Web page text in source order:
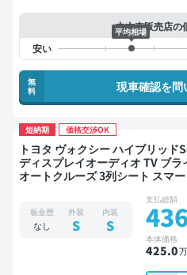
中古車販売店の
平均相場
無
料
現車確認を問
短納期 価格交渉OK
トヨタ ヴォクシー ハイブリッドS-Z 美品 整備記録簿
ディスプレイオーディオ TV ブ
オートクルーズ 3列シート スマ
板金歴
なし
外装
S
内装
S
支払総額
436
本体価格
425.0